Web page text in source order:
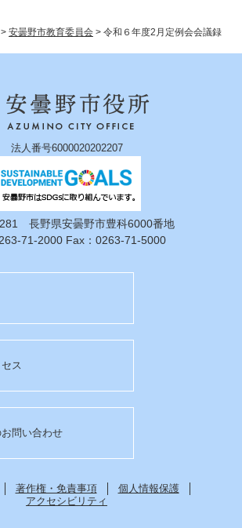
> 安曇野市教育委員会 > 令和６年度2月定例会会議録
法人番号6000020202207
長野県安曇野市豊科6000番地
71-2000 Fax：0263-71-5000
ス
問い合わせ
著作権・免責事項
個人情報保護
アクセシビリティ